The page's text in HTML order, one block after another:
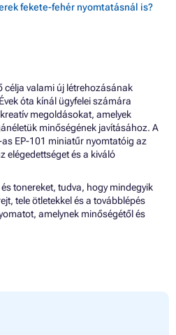
fekete-fehér nyomtatásnál is?
célja valami új létrehozásának
óta kínál ügyfelei számára
megoldásokat, amelyek
minőségének javításához. A
EP-101 miniatűr nyomtatóig az
elégedettséget és a kiváló
tonereket, tudva, hogy mindegyik
tele ötletekkel és a továbblépés
amelynek minőségétől és